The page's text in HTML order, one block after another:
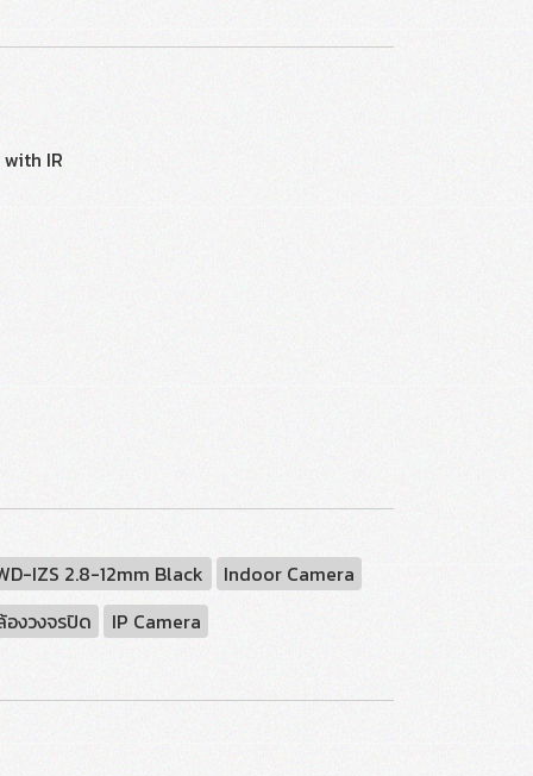
IR
IZS 2.8-12mm Black
Indoor Camera
งวงจรปิด
IP Camera